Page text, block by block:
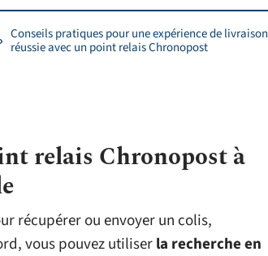
Conseils pratiques pour une expérience de livraison
réussie avec un point relais Chronopost
relais Chronopost à
récupérer ou envoyer un colis,
vous pouvez utiliserla recherche en